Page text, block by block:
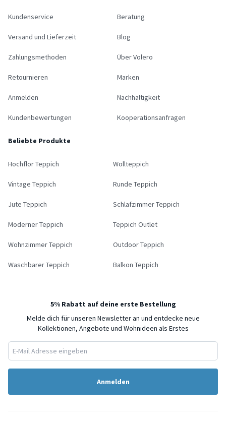
Kundenservice
Versand und Lieferzeit
Zahlungsmethoden
Retournieren
Anmelden
Kundenbewertungen
Beratung
Blog
Über Volero
Marken
Nachhaltigkeit
Kooperationsanfragen
Beliebte Produkte
Hochflor Teppich Wollteppich
Vintage Teppich Runde Teppich
Jute Teppich Schlafzimmer Teppich
Moderner Teppich Teppich Outlet
Wohnzimmer Teppich Outdoor Teppich
Waschbarer Teppich Balkon Teppich
5% Rabatt auf deine erste Bestellung
Melde dich für unseren Newsletter an und entdecke neue
Kollektionen, Angebote und Wohnideen als Erstes
Anmelden